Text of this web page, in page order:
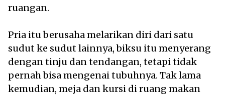
ruangan.
Pria itu berusaha melarikan diri dari satu
sudut ke sudut lainnya, biksu itu menyerang
dengan tinju dan tendangan, tetapi tidak
pernah bisa mengenai tubuhnya. Tak lama
kemudian, meja dan kursi di ruang makan